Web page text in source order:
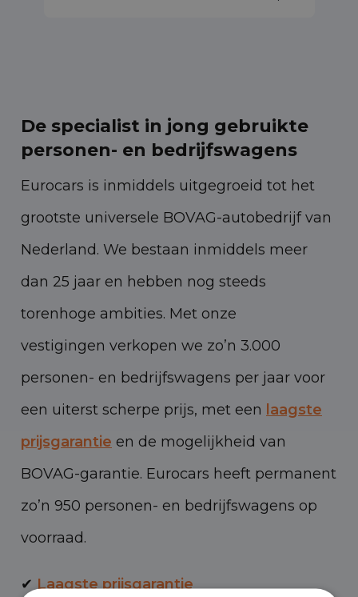
De specialist in jong gebruikte
personen- en bedrijfswagens
Eurocars is inmiddels uitgegroeid tot het
grootste universele BOVAG-autobedrijf van
Nederland. We bestaan inmiddels meer
dan 25 jaar en hebben nog steeds
torenhoge ambities. Met onze
vestigingen verkopen we zo’n 3.000
personen- en bedrijfswagens per jaar voor
een uiterst scherpe prijs, met een laagste
prijsgarantie en de mogelijkheid van
BOVAG-garantie. Eurocars heeft permanent
zo’n 950 personen- en bedrijfswagens op
voorraad.
✔ Laagste prijsgarantie